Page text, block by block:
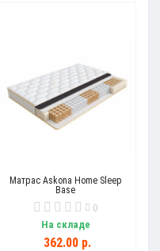
Матрас Askona Home Sleep
Base
0
На складе
362.00 р.